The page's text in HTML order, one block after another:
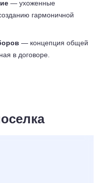
— ухоженные
гармоничной
— концепция общей
в договоре.